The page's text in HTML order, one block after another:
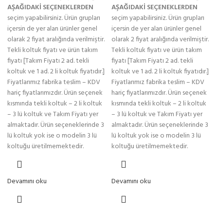
AŞAĞIDAKİ SEÇENEKLERDEN
seçim yapabilirsiniz. Ürün grupları
içersin de yer alan ürünler genel
olarak 2 fiyat aralığında verilmiştir.
Tekli koltuk fiyatı ve ürün takım
fiyatı [Takım Fiyatı 2 ad. tekli
koltuk ve 1 ad. 2 li koltuk fiyatıdır.]
Fiyatlarımız fabrika teslim – KDV
hariç fiyatlarımızdır. Ürün seçenek
kısmında tekli koltuk – 2 li koltuk
– 3 lü koltuk ve Takım Fiyatı yer
almaktadır. Ürün seçeneklerinde 3
lü koltuk yok ise o modelin 3 lü
koltuğu üretilmemektedir.
Devamını oku
AŞAĞIDAKİ SEÇENEKLERDEN
seçim yapabilirsiniz. Ürün grupları
içersin de yer alan ürünler genel
olarak 2 fiyat aralığında verilmiştir.
Tekli koltuk fiyatı ve ürün takım
fiyatı [Takım Fiyatı 2 ad. tekli
koltuk ve 1 ad. 2 li koltuk fiyatıdır.]
Fiyatlarımız fabrika teslim – KDV
hariç fiyatlarımızdır. Ürün seçenek
kısmında tekli koltuk – 2 li koltuk
– 3 lü koltuk ve Takım Fiyatı yer
almaktadır. Ürün seçeneklerinde 3
lü koltuk yok ise o modelin 3 lü
koltuğu üretilmemektedir.
Devamını oku